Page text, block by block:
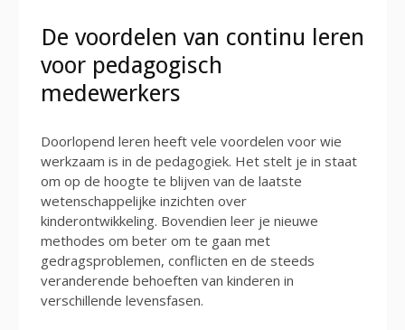
De voordelen van continu leren
voor pedagogisch
medewerkers
Doorlopend leren heeft vele voordelen voor wie
werkzaam is in de pedagogiek. Het stelt je in staat
om op de hoogte te blijven van de laatste
wetenschappelijke inzichten over
kinderontwikkeling. Bovendien leer je nieuwe
methodes om beter om te gaan met
gedragsproblemen, conflicten en de steeds
veranderende behoeften van kinderen in
verschillende levensfasen.